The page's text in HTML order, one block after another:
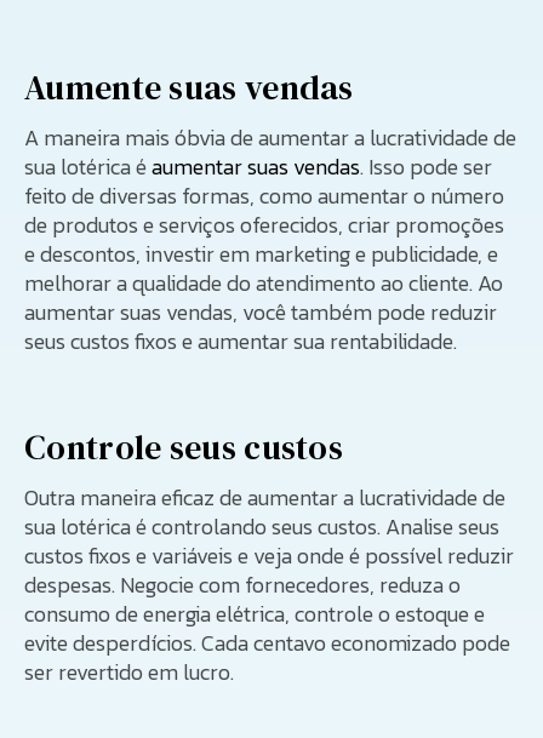
Aumente suas vendas
A maneira mais óbvia de aumentar a lucratividade de
sua lotérica éaumentar suas vendas. Isso pode ser
feito de diversas formas, como aumentar o número
de produtos e serviços oferecidos, criar promoções
e descontos, investir em marketing e publicidade, e
melhorar a qualidade do atendimento ao cliente. Ao
aumentar suas vendas, você também pode reduzir
seus custos fixos e aumentar sua rentabilidade.
Controle seus custos
Outra maneira eficaz de aumentar a lucratividade de
sua lotérica é controlando seus custos. Analise seus
custos fixos e variáveis e veja onde é possível reduzir
despesas. Negocie com fornecedores, reduza o
consumo de energia elétrica, controle o estoque e
evite desperdícios. Cada centavo economizado pode
ser revertido em lucro.